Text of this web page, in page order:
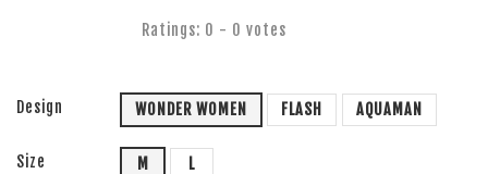
Ratings: 0 - 0 votes
Design WONDER WOMEN FLASH AQUAMAN
Size M L